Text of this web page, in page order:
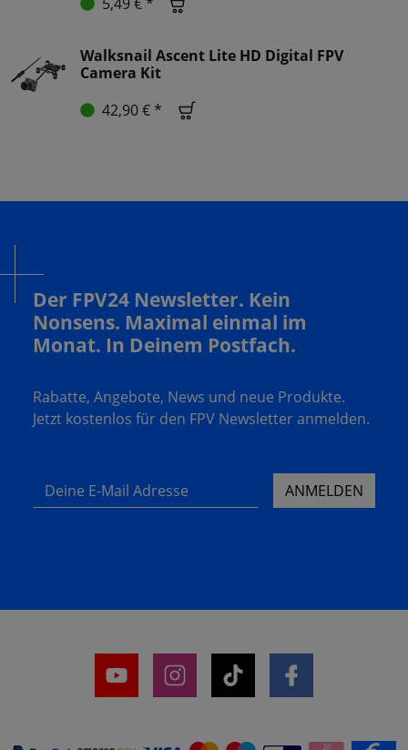
Walksnail Ascent Lite HD Digital FPV
Camera Kit
42,90 € *
Der FPV24 Newsletter. Kein
Nonsens. Maximal einmal im
Monat. In Deinem Postfach.
Rabatte, Angebote, News und neue Produkte.
Jetzt kostenlos für den FPV Newsletter anmelden.
Deine E-Mail Adresse ANMELDEN